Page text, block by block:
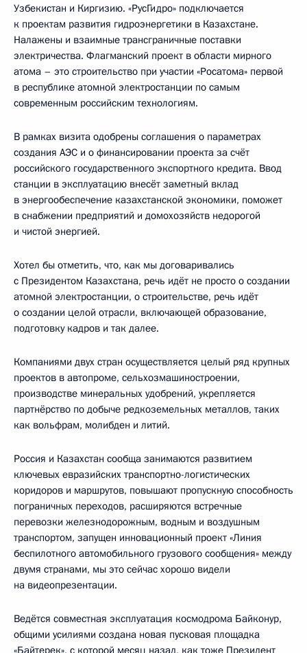
Узбекистан и Киргизию. «РусГидро» подключается
к проектам развития гидроэнергетики в Казахстане.
Налажены и взаимные трансграничные поставки
электричества. Флагманский проект в области мирного
атома – это строительство при участии «Росатома» первой
в республике атомной электростанции по самым
современным российским технологиям.
В рамках визита одобрены соглашения о параметрах
создания АЭС и о финансировании проекта за счёт
российского государственного экспортного кредита. Ввод
станции в эксплуатацию внесёт заметный вклад
в энергообеспечение казахстанской экономики, поможет
в снабжении предприятий и домохозяйств недорогой
и чистой энергией.
Хотел бы отметить, что, как мы договаривались
с Президентом Казахстана, речь идёт не просто о создании
атомной электростанции, о строительстве, речь идёт
о создании целой отрасли, включающей образование,
подготовку кадров и так далее.
Компаниями двух стран осуществляется целый ряд крупных
проектов в автопроме, сельхозмашиностроении,
производстве минеральных удобрений, укрепляется
партнёрство по добыче редкоземельных металлов, таких
как вольфрам, молибден и литий.
Россия и Казахстан сообща занимаются развитием
ключевых евразийских транспортно-логистических
коридоров и маршрутов, повышают пропускную способность
пограничных переходов, расширяются встречные
перевозки железнодорожным, водным и воздушным
транспортом, запущен инновационный проект «Линия
беспилотного автомобильного грузового сообщения» между
двумя странами, мы это сейчас хорошо видели
на видеопрезентации.
Ведётся совместная эксплуатация космодрома Байконур,
общими усилиями создана новая пусковая площадка
«Байтерек», с которой месяц назад, как тоже Президент